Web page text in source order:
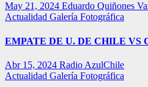
May 21, 2024 Eduardo Quiñones
Actualidad Galería Fotográfica
EMPATE DE U. DE CHILE VS
Abr 15, 2024 Radio AzulChile
Actualidad Galería Fotográfica